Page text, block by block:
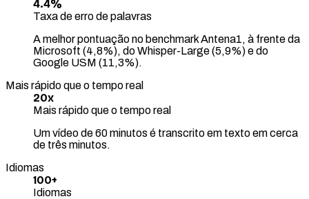
4.4%
Taxa de erro de palavras
A melhor pontuação no benchmark Antena1, à frente da
Microsoft (4,8%), do Whisper-Large (5,9%) e do
Google USM (11,3%).
Mais rápido que o tempo real
20x
Mais rápido que o tempo real
Um vídeo de 60 minutos é transcrito em texto em cerca
de três minutos.
Idiomas
100+
Idiomas